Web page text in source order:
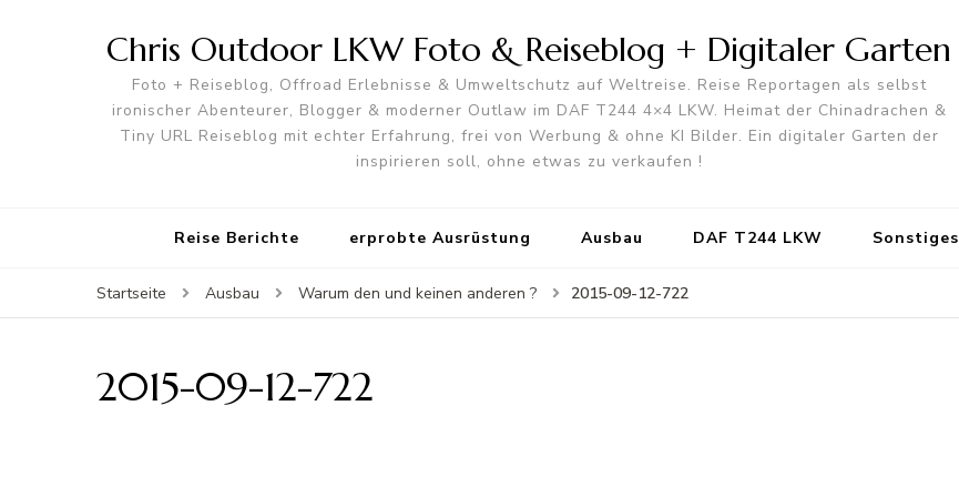
Chris Outdoor LKW Foto & Reiseblog + Digitaler Garten
Foto + Reiseblog, Offroad Erlebnisse & Umweltschutz auf Weltreise. Reise Reportagen als selbst
ironischer Abenteurer, Blogger & moderner Outlaw im DAF T244 4×4 LKW. Heimat der Chinadrachen &
Tiny URL Reiseblog mit echter Erfahrung, frei von Werbung & ohne KI Bilder. Ein digitaler Garten der
inspirieren soll, ohne etwas zu verkaufen !
Reise Berichte erprobte Ausrüstung Ausbau DAF T244 LKW Sonstiges
Startseite Ausbau Warum den und keinen anderen ? 2015-09-12-722
2015-09-12-722